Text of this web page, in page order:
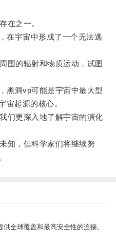
之一。
宇宙中形成了一个无法逃
的辐射和物质运动，试图
洞vp可能是宇宙中最大型
宙起源的核心。
更深入地了解宇宙的演化
，但科学家们将继续努
全球覆盖和最高安全性的连接。